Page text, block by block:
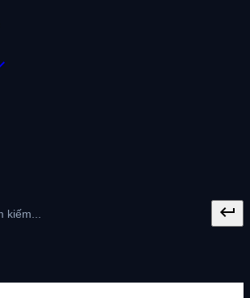
keyboard_return